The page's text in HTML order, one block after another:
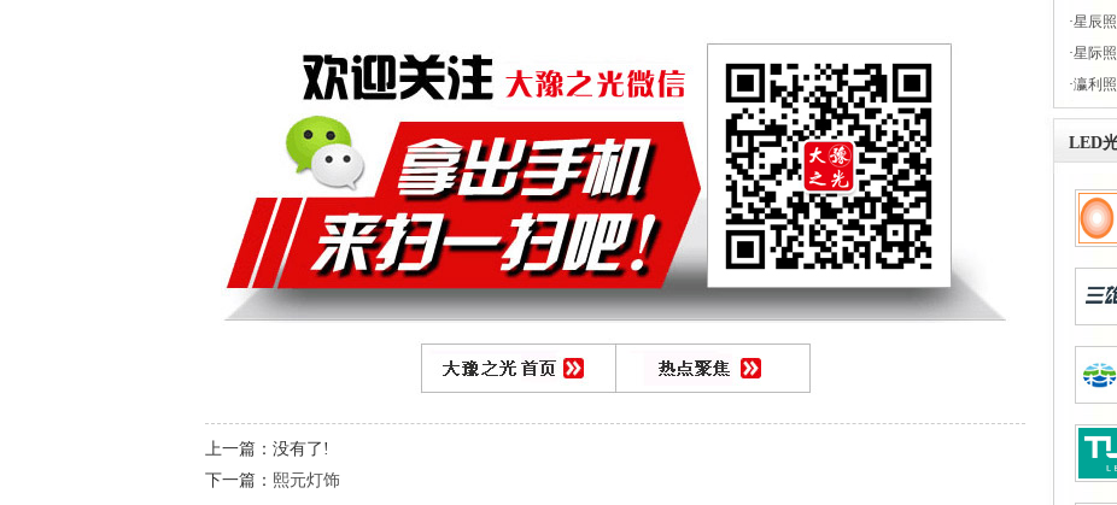
上一篇：没有了!
下一篇： 熙元灯饰
·星辰
·星际
·瀛利
LED